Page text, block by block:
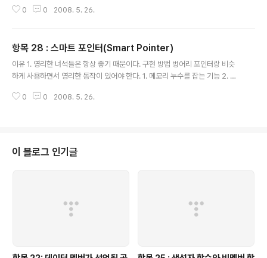
대입, 포인터소멸시 이 변수의 값을 변경한다. 개인적인 생각 효율이 가장 중요
0 0 2008. 5. 26.
항목 28 : 스마트 포인터(Smart Pointer)
이유 1. 영리한 녀석들은 항상 좋기 때문이다. 구현 방법 벙어리 포인터랑 비슷
하게 사용하면서 영리한 동작이 있어야 한다. 1. 메모리 누수를 잡는 기능 2. 역
변환기능 5. 다향성 기능 6. const 기능 주의점 1. 모든것을 벙어리 포인터처럼
0 0 2008. 5. 26.
이 블로그 인기글